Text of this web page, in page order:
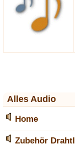
Alles Audio
Home
Zubehör